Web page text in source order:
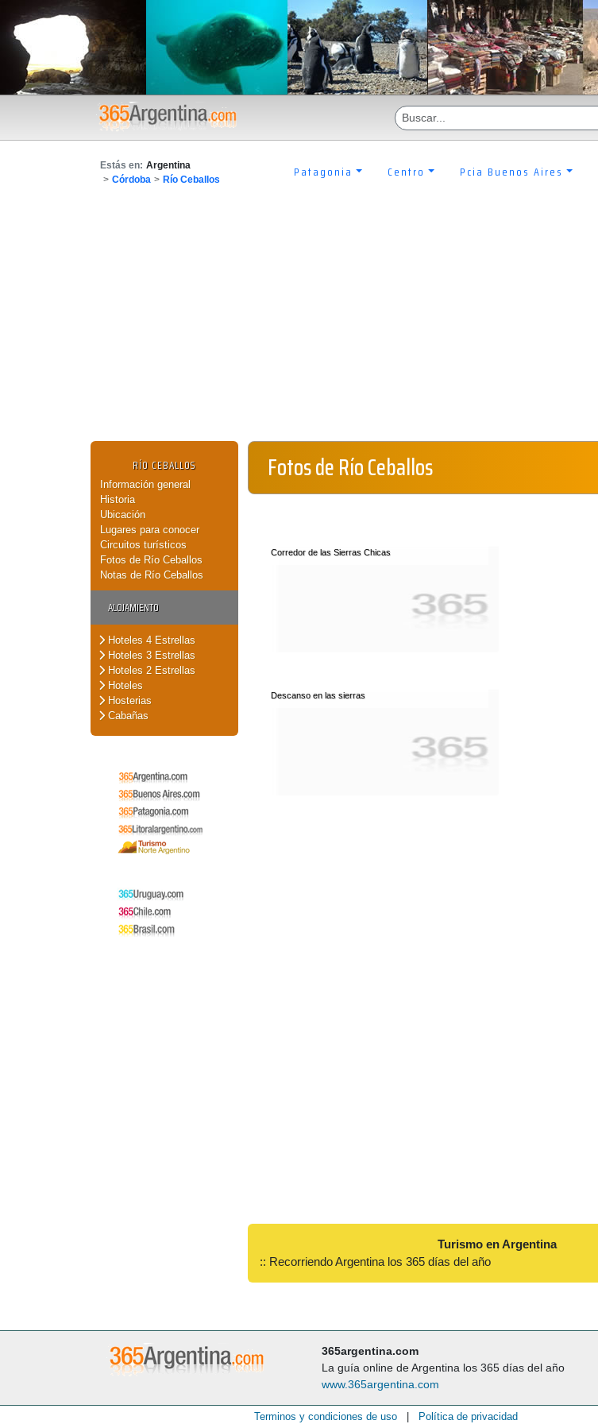
Estás en: Argentina
> Córdoba > Río Ceballos Patagonia Centro Pcia Buenos Aires
RÍO CEBALLOS
Información general
Historia
Ubicación
Lugares para conocer
Circuitos turísticos
Fotos de Río Ceballos
Notas de Río Ceballos
ALOJAMIENTO
Hoteles 4 Estrellas
Hoteles 3 Estrellas
Hoteles 2 Estrellas
Hoteles
Hosterias
Cabañas
Fotos de Río Ceballos
Corredor de las Sierras Chicas
Descanso en las sierras
Turismo en Argentina
:: Recorriendo Argentina los 365 días del año
365argentina.com
La guía online de Argentina los 365 días del año
www.365argentina.com
Terminos y condiciones de uso Política de privacidad